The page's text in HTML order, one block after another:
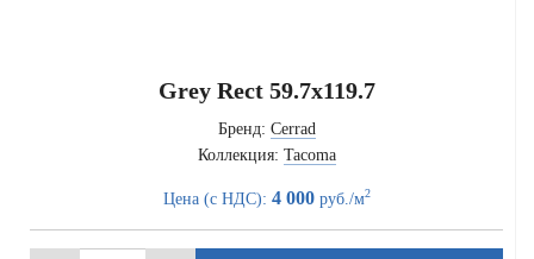
Grey Rect 59.7x119.7
Бренд: Cerrad
Коллекция: Tacoma
Цена (с НДС): 4 000руб./м2